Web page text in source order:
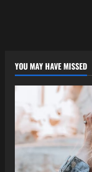
YOU MAY HAVE MISSED